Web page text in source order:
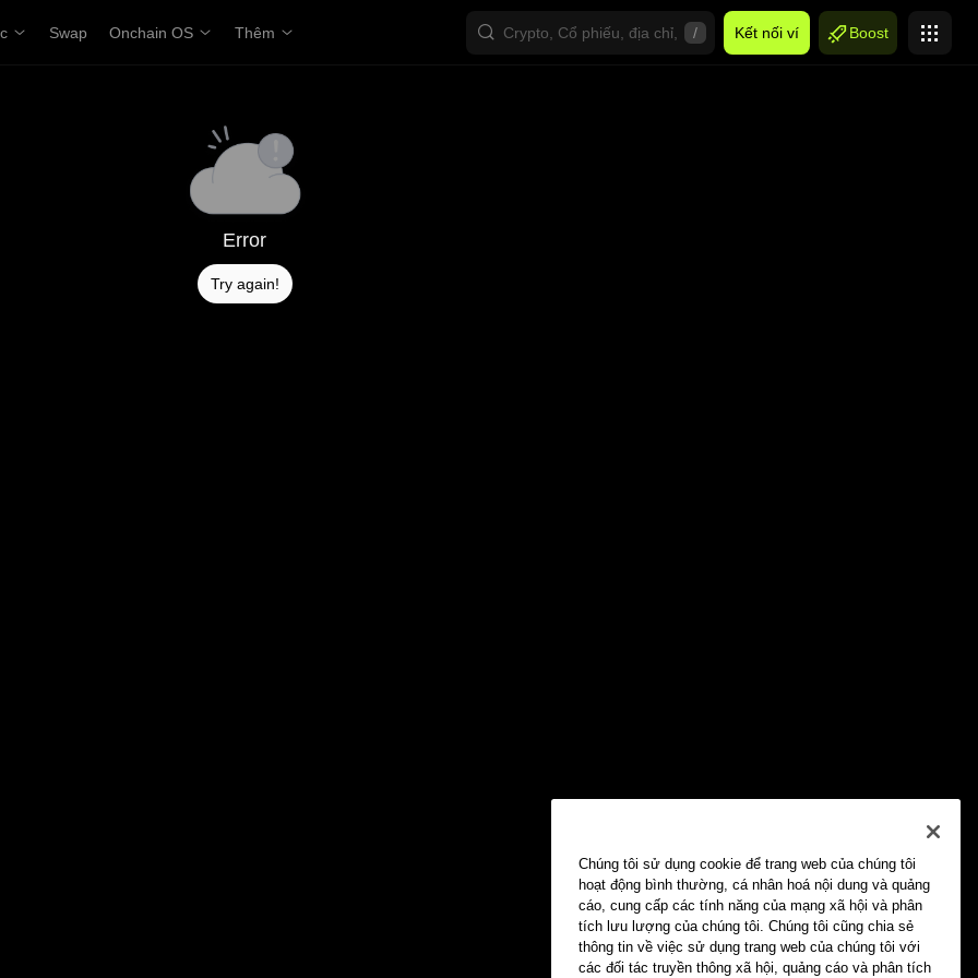
Swap Onchain OS Thêm / Kết nối ví Boost
Error
Try again!
Chúng tôi sử dụng cookie để trang web của chúng tôi
hoạt động bình thường, cá nhân hoá nội dung và quảng
cáo, cung cấp các tính năng của mạng xã hội và phân
tích lưu lượng của chúng tôi. Chúng tôi cũng chia sẻ
thông tin về việc sử dụng trang web của chúng tôi với
các đối tác truyền thông xã hội, quảng cáo và phân tích